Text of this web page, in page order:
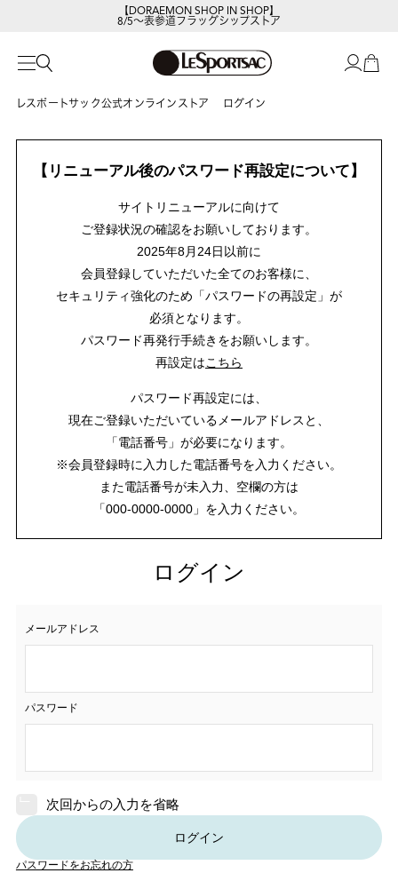
【DORAEMON SHOP IN SHOP】
8/5～表参道フラッグシップストア
レスポートサック公式オンラインストア ログイン
【リニューアル後のパスワード再設定について】
サイトリニューアルに向けて
ご登録状況の確認をお願いしております。
2025年8月24日以前に
会員登録していただいた全てのお客様に、
セキュリティ強化のため「パスワードの再設定」が
必須となります。
パスワード再発行手続きをお願いします。
再設定はこちら
パスワード再設定には、
現在ご登録いただいているメールアドレスと、
「電話番号」が必要になります。
※会員登録時に入力した電話番号を入力ください。
また電話番号が未入力、空欄の方は
「000-0000-0000」を入力ください。
ログイン
メールアドレス
パスワード
次回からの入力を省略
ログイン
パスワードをお忘れの方